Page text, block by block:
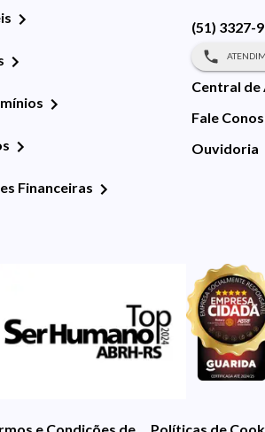
Financeiras
(51) 3327-
Central de
Fale
Ouvidoria
e Condições de UsoPolíticas de